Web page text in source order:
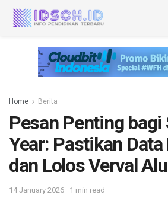
Home Berita
Pesan Penting bagi
Year: Pastikan
dan Lolos Verval
14 January 2026 1 min read